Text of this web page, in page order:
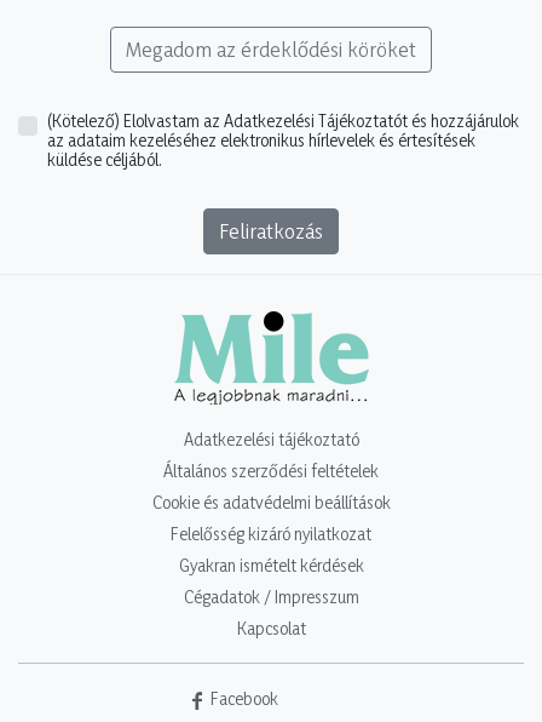
Megadom az érdeklődési köröket
(Kötelező) Elolvastam az Adatkezelési Tájékoztatót és hozzájárulok
az adataim kezeléséhez elektronikus hírlevelek és értesítések
küldése céljából.
Feliratkozás
Adatkezelési tájékoztató
Általános szerződési feltételek
Cookie és adatvédelmi beállítások
Felelősség kizáró nyilatkozat
Gyakran ismételt kérdések
Cégadatok / Impresszum
Kapcsolat
Facebook